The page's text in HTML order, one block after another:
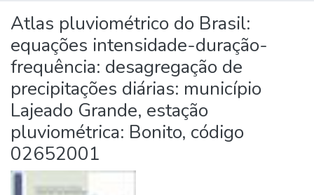
Atlas pluviométrico do Brasil:
equações intensidade-duração-
frequência: desagregação de
precipitações diárias: município
Lajeado Grande, estação
pluviométrica: Bonito, código
02652001